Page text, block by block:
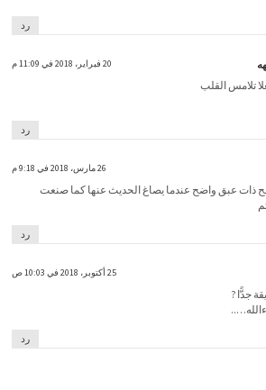
رد
20 فبراير، 2018 في 11:09 م
تلامس القلب
رد
26 مارس، 2018 في 9:18 م
ذات عبق واضح عندما يصاغ الحديث عنها كما صنعت
رد
25 أكتوبر، 2018 في 10:03 ص
جدًّا ?
رد